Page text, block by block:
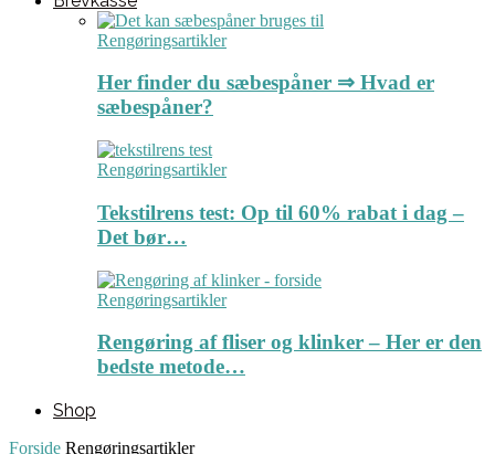
Rengøringsartikler
Her finder du sæbespåner ⇒ Hvad er
sæbespåner?
Rengøringsartikler
Tekstilrens test: Op til 60% rabat i dag –
Det bør…
Rengøringsartikler
Rengøring af fliser og klinker – Her er den
bedste metode…
Shop
Forside Rengøringsartikler